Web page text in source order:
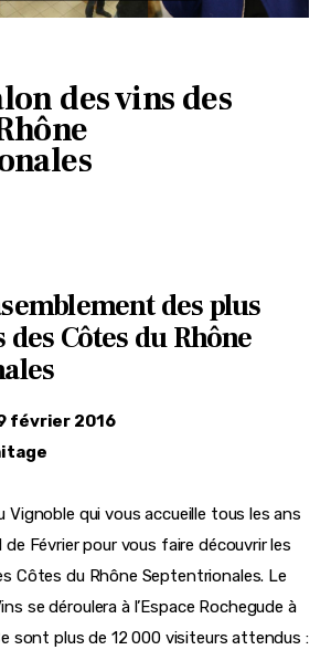
des vins des
des plus
Côtes du Rhône
février 2016
Vignoble qui vous accueille tous les ans
de Février pour vous faire découvrir les
Côtes du Rhône Septentrionales. Le
se déroulera à l’Espace Rochegude à
sont plus de 12 000 visiteurs attendus :